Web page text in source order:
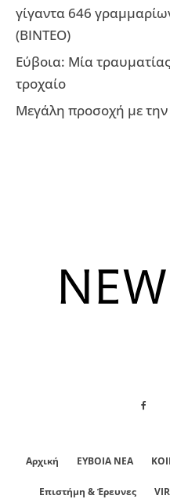
γίγαντα 646
(ΒΙΝΤΕΟ)
Εύβοια: Μία
τροχαίο
Μεγάλη προσοχή με την
Αρχική ΕΥΒΟΙΑ ΝΕΑ
Επιστήμη & Έρευνες